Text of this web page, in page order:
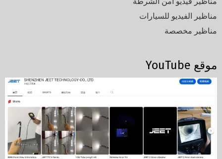
مناظير الفيديو للسيارات
مناظير مخصصة
موقع YouTube